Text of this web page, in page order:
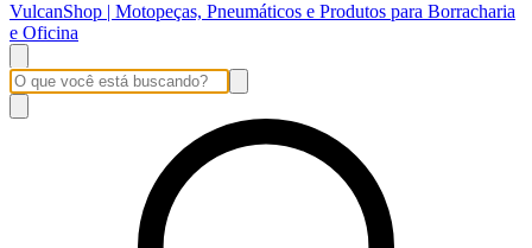
VulcanShop | Motopeças, Pneumáticos e Produtos para Borracharia
e Oficina